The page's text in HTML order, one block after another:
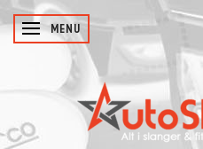
SKIFTE NAVIGATION
MENU